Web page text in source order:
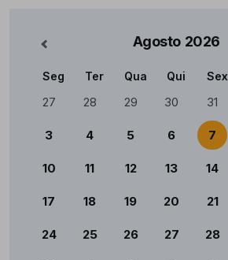
Agosto 2026
Calendário
Seg Ter Qua Qui Sex
27 28 29 30 31
3 4 5 6 7
10 11 12 13 14
17 18 19 20 21
24 25 26 27 28